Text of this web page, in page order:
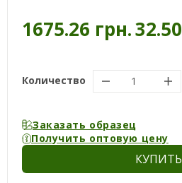
1675.26 грн.32.50
Количество
Заказать образец
Получить оптовую цену
КУПИТЬ